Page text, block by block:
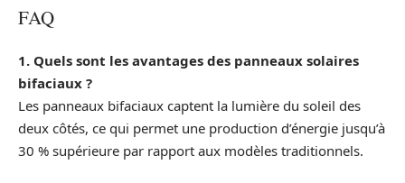
FAQ
1. Quels sont les avantages des panneaux solaires
bifaciaux ?
Les panneaux bifaciaux captent la lumière du soleil des
deux côtés, ce qui permet une production d’énergie jusqu’à
30 % supérieure par rapport aux modèles traditionnels.